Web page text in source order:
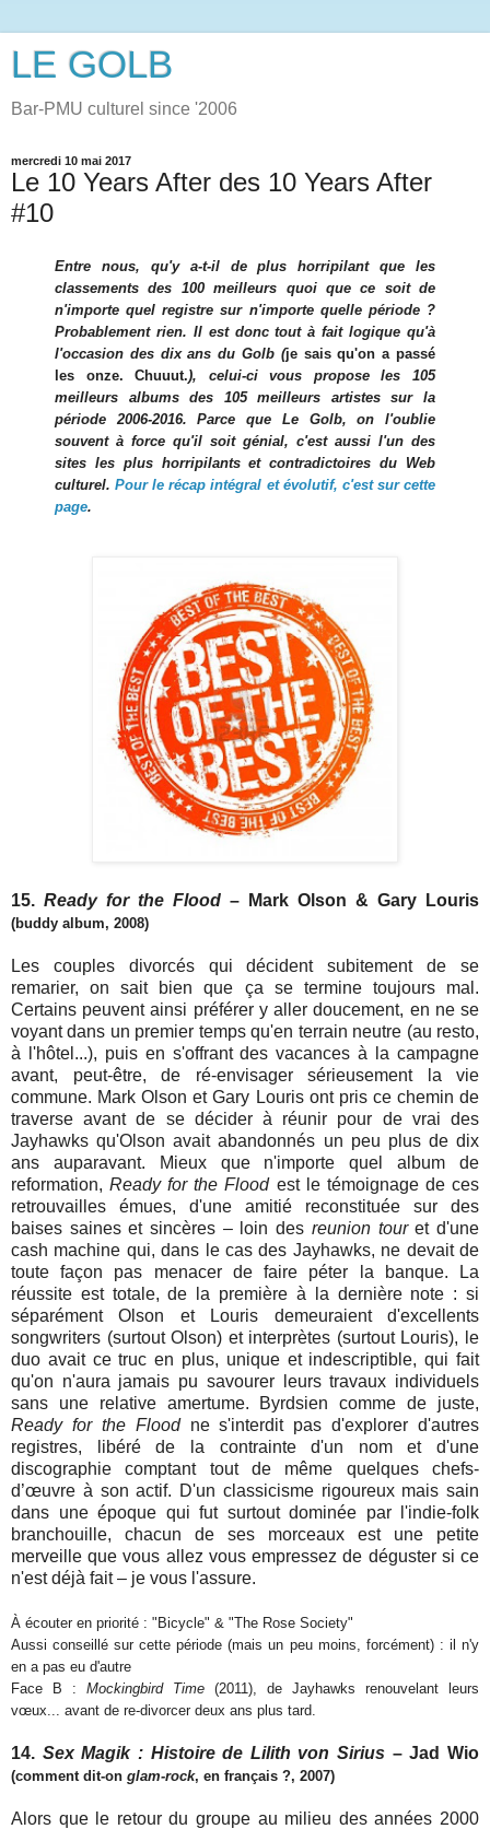
LE GOLB
Bar-PMU culturel since '2006
mercredi 10 mai 2017
Le 10 Years After des 10 Years After
#10
Entre nous, qu'y a-t-il de plus horripilant que les
classements des 100 meilleurs quoi que ce soit de
n'importe quel registre sur n'importe quelle période ?
Probablement rien. Il est donc tout à fait logique qu'à
l'occasion des dix ans du Golb (je sais qu'on a passé
les onze. Chuuut.), celui-ci vous propose les 105
meilleurs albums des 105 meilleurs artistes sur la
période 2006-2016. Parce que Le Golb, on l'oublie
souvent à force qu'il soit génial, c'est aussi l'un des
sites les plus horripilants et contradictoires du Web
culturel.Pour le récap intégral et évolutif, c'est sur cette
page.
15. Ready for the Flood – Mark Olson & Gary Louris
(buddy album, 2008)
Les couples divorcés qui décident subitement de se
remarier, on sait bien que ça se termine toujours mal.
Certains peuvent ainsi préférer y aller doucement, en ne se
voyant dans un premier temps qu'en terrain neutre (au resto,
à l'hôtel...), puis en s'offrant des vacances à la campagne
avant, peut-être, de ré-envisager sérieusement la vie
commune. Mark Olson et Gary Louris ont pris ce chemin de
traverse avant de se décider à réunir pour de vrai des
Jayhawks qu'Olson avait abandonnés un peu plus de dix
ans auparavant. Mieux que n'importe quel album de
reformation,Ready for the Floodest le témoignage de ces
retrouvailles émues, d'une amitié reconstituée sur des
baises saines et sincères – loin des reunion touret d'une
cash machine qui, dans le cas des Jayhawks, ne devait de
toute façon pas menacer de faire péter la banque. La
réussite est totale, de la première à la dernière note : si
séparément Olson et Louris demeuraient d'excellents
songwriters (surtout Olson) et interprètes (surtout Louris), le
duo avait ce truc en plus, unique et indescriptible, qui fait
qu'on n'aura jamais pu savourer leurs travaux individuels
sans une relative amertume. Byrdsien comme de juste,
Ready for the Floodne s'interdit pas d'explorer d'autres
registres, libéré de la contrainte d'un nom et d'une
discographie comptant tout de même quelques chefs-
d’œuvre à son actif. D'un classicisme rigoureux mais sain
dans une époque qui fut surtout dominée par l'indie-folk
branchouille, chacun de ses morceaux est une petite
merveille que vous allez vous empressez de déguster si ce
n'est déjà fait – je vous l'assure.
À écouter en priorité : "Bicycle" & "The Rose Society"
Aussi conseillé sur cette période (mais un peu moins, forcément) : il n'y
en a pas eu d'autre
Face B : Mockingbird Time (2011), de Jayhawks renouvelant leurs
vœux... avant de re-divorcer deux ans plus tard.
14. Sex Magik : Histoire de Lilith von Sirius – Jad Wio
(comment dit-on glam-rock, en français ?, 2007)
Alors que le retour du groupe au milieu des années 2000